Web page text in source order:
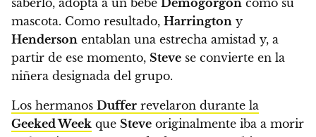
saberlo, adopta a un bebé Demogorgon como su
mascota. Como resultado, Harrington y
Henderson entablan una estrecha amistad y, a
partir de ese momento, Steve se convierte en la
niñera designada del grupo.
Los hermanos Duffer revelaron durante la
Geeked Week que Steve originalmente iba a morir